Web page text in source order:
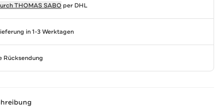
THOMAS SABO per DHL
in 1-3 Werktagen
Rücksendung